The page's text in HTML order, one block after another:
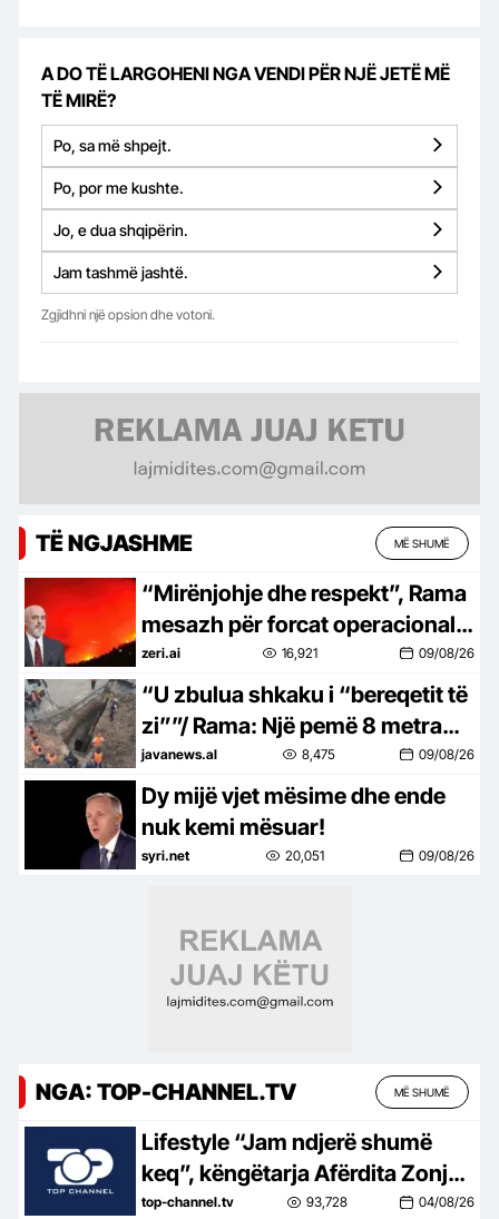
A DO TË LARGOHENI NGA VENDI PËR NJË JETË MË
TË MIRË?
Po, sa më shpejt.
Po, por me kushte.
Jo, e dua shqipërin.
Jam tashmë jashtë.
Zgjidhni një opsion dhe votoni.
TË NGJASHME MË SHUMË
“Mirënjohje dhe respekt”, Rama
mesazh për forcat operacionale:
Mbrojtën mes flakëve jetët e
banorëve
zeri.ai 16,921 09/08/26
“U zbulua shkaku i “bereqetit të
zi””/ Rama: Një pemë 8 metra
ishte “varrosur” në kolektorin e
ujërave të zeza në Kashar
javanews.al 8,475 09/08/26
Dy mijë vjet mësime dhe ende
nuk kemi mësuar!
syri.net 20,051 09/08/26
NGA: TOP-CHANNEL.TV MË SHUMË
Lifestyle “Jam ndjerë shumë
keq”, këngëtarja Afërdita Zonja:
Parashqevinë nuk e kam takuar
top-channel.tv 93,728 04/08/26